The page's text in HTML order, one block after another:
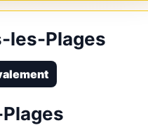
les-Plages